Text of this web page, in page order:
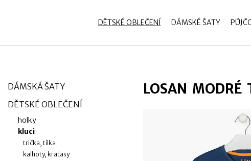
DĚTSKÉ OBLEČENÍ DÁMSKÉ ŠATY
zobrazit obsah košíku
LOSAN MODRÉ
DÁMSKÁ ŠATY
DĚTSKÉ OBLEČENÍ
holky
kluci
trička, tílka
kalhoty, kraťasy